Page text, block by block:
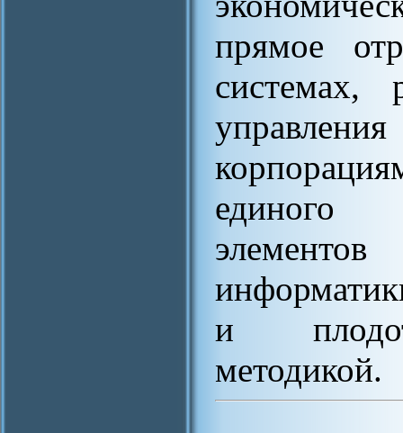
прямое
системах,
единого
и
методикой.